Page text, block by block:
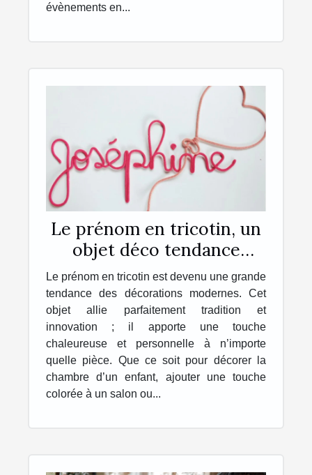
évènements en...
Le prénom en tricotin, un
objet déco tendance
personnalisé, unique et
original !
Le prénom en tricotin est devenu une grande
tendance des décorations modernes. Cet
objet allie parfaitement tradition et
innovation ; il apporte une touche
chaleureuse et personnelle à n’importe
quelle pièce. Que ce soit pour décorer la
chambre d’un enfant, ajouter une touche
colorée à un salon ou...